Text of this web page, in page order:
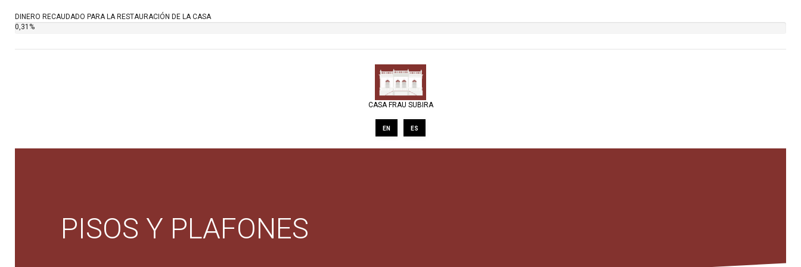
DINERO RECAUDADO PARA LA RESTAURACIÓN DE LA CASA
0,31%
CASA FRAU SUBIRA
EN ES
PISOS Y PLAFONES